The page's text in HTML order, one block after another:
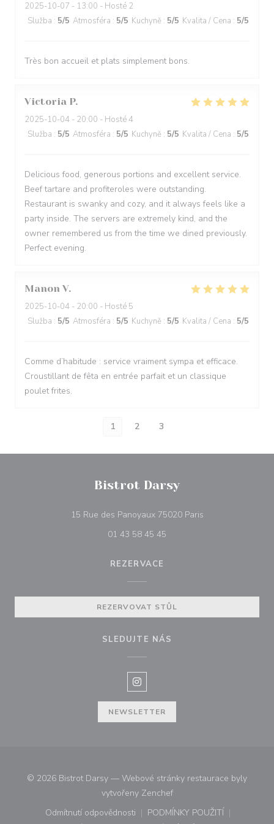
2025-10-07 - 13:00 - Hosté 2
Služba : 5/5 Atmosféra : 5/5 Kuchyně : 5/5 Kvalita / Cena : 5/5
Très bon accueil et plats simplement bons.
Victoria P
2025-10-04 - 20:00 - Hosté 4
Služba : 5/5 Atmosféra : 5/5 Kuchyně : 5/5 Kvalita / Cena : 5/5
Delicious food, generous portions and excellent service.
Beef tartare and profiteroles were outstanding.
Restaurant is swanky and cozy, and it always feels like a
party inside. The servers are extremely kind, and the
owner remembered us from the time we dined previously.
Perfect evening.
Manon V
2025-10-04 - 20:00 - Hosté 5
Služba : 5/5 Atmosféra : 5/5 Kuchyně : 5/5 Kvalita / Cena : 5/5
Comme d’habitude : service vraiment sympa et efficace.
Croustillant de fêta en entrée parfait et un classique
poulet frites.
1 2 3
Bistrot Darsy
15 Rue des Panoyaux 75020 Paris((otevře se v
01 43 58 45 45
REZERVACE
REZERVOVAT STŮL
SLEDUJTE NÁS
Instagram ((otevře se v novém
NEWSLETTER
© 2026 Bistrot Darsy — Webové stránky restaurace byly
vytvořeny Zenchef((otevře se v novém okně))
Odmítnutí odpovědnosti
((otevře se v novém okně))
PODMÍNKY POUŽITÍ
((otevře se v novém